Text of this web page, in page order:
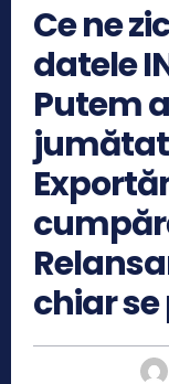
Ce ne
datele
Putem
chiar